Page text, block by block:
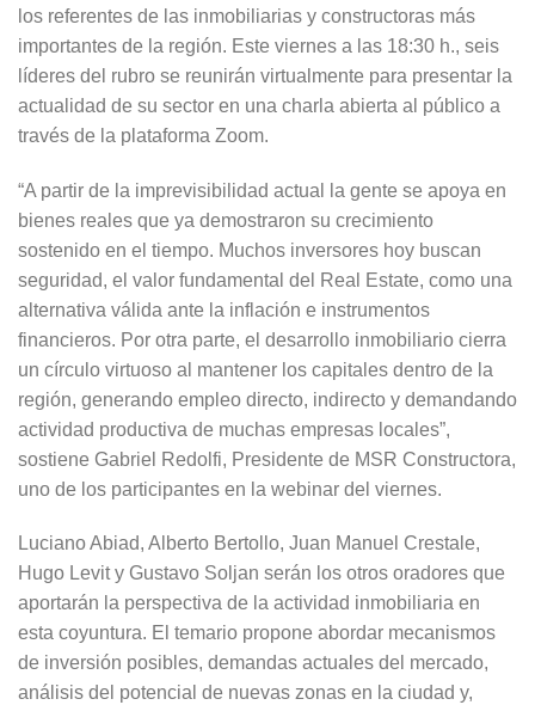
los referentes de las inmobiliarias y constructoras más
importantes de la región. Este viernes a las 18:30 h., seis
líderes del rubro se reunirán virtualmente para presentar la
actualidad de su sector en una charla abierta al público a
través de la plataforma Zoom.
“A partir de la imprevisibilidad actual la gente se apoya en
bienes reales que ya demostraron su crecimiento
sostenido en el tiempo. Muchos inversores hoy buscan
seguridad, el valor fundamental del Real Estate, como una
alternativa válida ante la inflación e instrumentos
financieros. Por otra parte, el desarrollo inmobiliario cierra
un círculo virtuoso al mantener los capitales dentro de la
región, generando empleo directo, indirecto y demandando
actividad productiva de muchas empresas locales”,
sostiene Gabriel Redolfi, Presidente de MSR Constructora,
uno de los participantes en la webinar del viernes.
Luciano Abiad, Alberto Bertollo, Juan Manuel Crestale,
Hugo Levit y Gustavo Soljan serán los otros oradores que
aportarán la perspectiva de la actividad inmobiliaria en
esta coyuntura. El temario propone abordar mecanismos
de inversión posibles, demandas actuales del mercado,
análisis del potencial de nuevas zonas en la ciudad y,